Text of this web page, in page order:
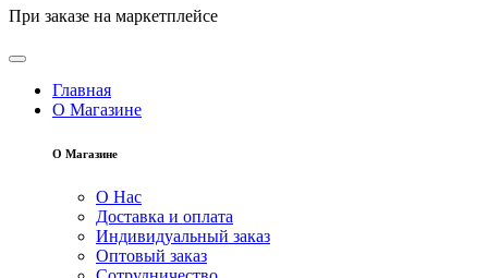
При заказе на маркетплейсе
Главная
О Магазине
О Магазине
О Нас
Доставка и оплата
Индивидуальный заказ
Оптовый заказ